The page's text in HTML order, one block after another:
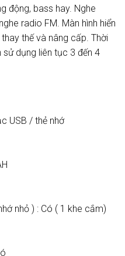
động, bass hay. Nghe
radio FM. Màn hình hiển
thế và nâng cấp. Thời
sử dụng liên tục 3 đến 4
USB / thẻ nhớ
nhỏ ) : Có ( 1 khe cắm)